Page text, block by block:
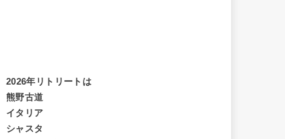
2026年リトリートは
熊野古道
イタリア
シャスタ